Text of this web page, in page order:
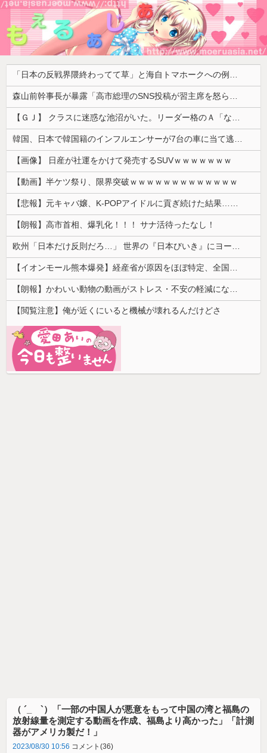
「日本の反戦界隈終わってて草」と海自トマホークへの例の界隈の反応が話題に、今になって存在に気付いてしまった結果……
森山前幹事長が暴露「高市総理のSNS投稿が習主席を怒らせた」 「その投稿が中国側（習近平主席）を怒らせ、日中関係をこじらせる大きなきっかけになった」
【ＧＪ】 クラスに迷惑な池沼がいた。リーダー格のＡ「なんで支援学級に入れないんですか？」先生「背の高い低いと同じで、これも個性なの！差別は...
韓国、日本で韓国籍のインフルエンサーが7台の車に当て逃げして逮捕されたのに「また日本は嫌韓しようとしている」と決めつけて責任転嫁
【画像】 日産が社運をかけて発売するSUVｗｗｗｗｗｗｗ
【動画】半ケツ祭り、限界突破ｗｗｗｗｗｗｗｗｗｗｗｗｗ
【悲報】元キャバ嬢、K-POPアイドルに貢ぎ続けた結果……
【朗報】高市首相、爆乳化！！！ サナ活待ったなし！
欧州「日本だけ反則だろ…」 世界の『日本びいき』にヨーロッパ全土から不満の声
【イオンモール熊本爆発】経産省が原因をほぼ特定、全国の大規模施設でガス供給設備の点検要請にまで発展する事態に・・・
【朗報】かわいい動物の動画がストレス・不安の軽減になる可能性。英大学の研究で実証
【閲覧注意】俺が近くにいると機械が壊れるんだけどさ
（ ´_ゝ`）「一部の中国人が悪意をもって中国の湾と福島の
放射線量を測定する動画を作成、福島より高かった」「計測
器がアメリカ製だ！」
2023/08/30 10:56 コメント(36)